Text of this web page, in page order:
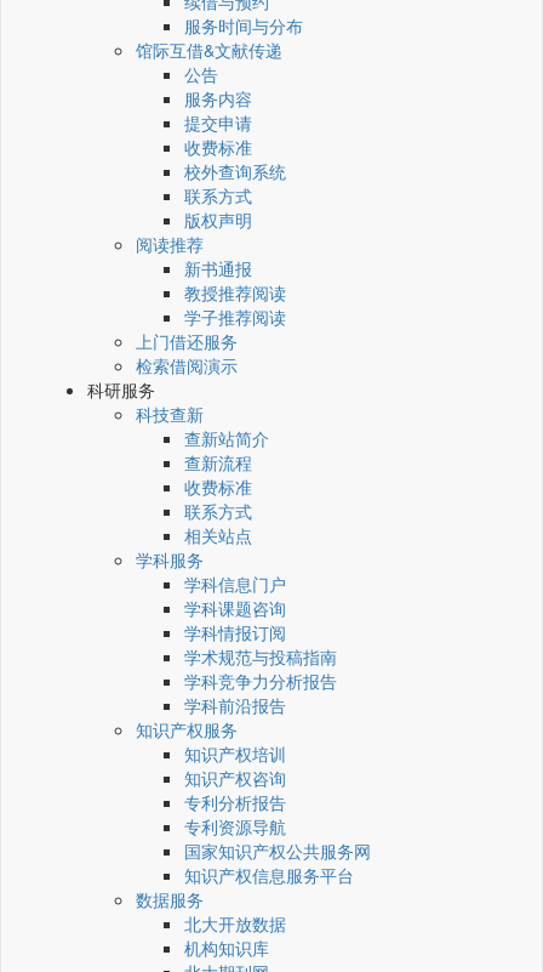
服务时间与分布
馆际互借&文献传递
公告
服务内容
提交申请
收费标准
校外查询系统
联系方式
版权声明
阅读推荐
新书通报
教授推荐阅读
学子推荐阅读
上门借还服务
检索借阅演示
科研服务
科技查新
查新站简介
查新流程
收费标准
联系方式
相关站点
学科服务
学科信息门户
学科课题咨询
学科情报订阅
学术规范与投稿指南
学科竞争力分析报告
学科前沿报告
知识产权服务
知识产权培训
知识产权咨询
专利分析报告
专利资源导航
国家知识产权公共服务网
知识产权信息服务平台
数据服务
北大开放数据
机构知识库